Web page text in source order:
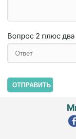
Вопрос 2 плюc двa
ОТПРАВИТЬ